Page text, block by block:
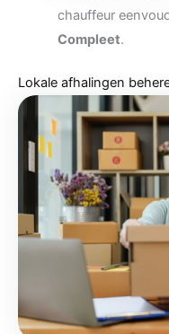
chauffeur
Compleet.
Lokale afhalingen